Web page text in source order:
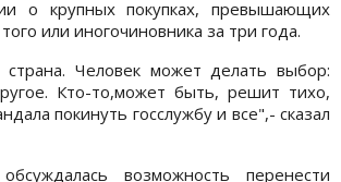
о крупных покупках, превышающих
или иногочиновника за три года.
страна. Человек может делать выбор:
Кто-то,может быть, решит тихо,
покинуть госслужбу и все",- сказал
возможность перенести